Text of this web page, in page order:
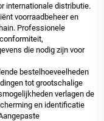
internationale distributie.
voorraadbeheer en
Professionele
die nodig zijn voor
bestelhoeveelheden
tot grootschalige
verlagen de
en identificatie